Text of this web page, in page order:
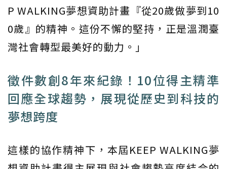
P WALKING夢想資助計畫『從20歲做夢到10
0歲』的精神。這份不懈的堅持，正是溫潤臺
灣社會轉型最美好的動力。」
徵件數創8年來紀錄！10位得主精準
回應全球趨勢，展現從歷史到科技的
夢想跨度
這樣的協作精神下，本屆KEEP WALKING夢